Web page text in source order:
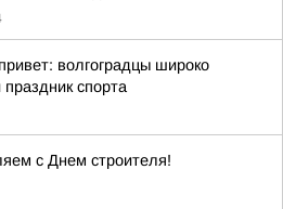
волгоградцы широко
спорта
с Днем строителя!